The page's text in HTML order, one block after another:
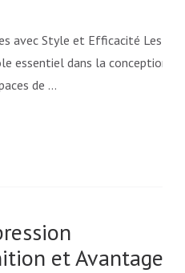
LA
avec Style et Efficacité Les
essentiel dans la conception
de …
et Avantages